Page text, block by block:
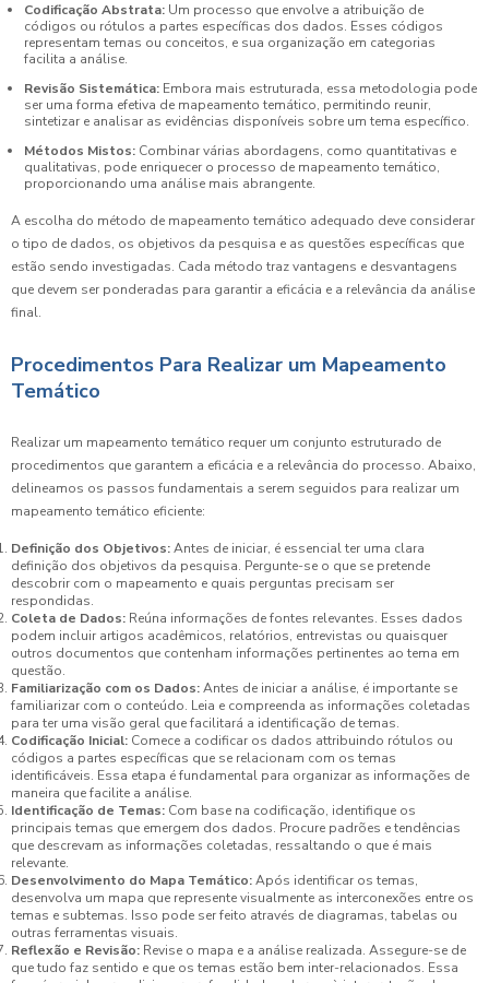
Codificação Abstrata: Um processo que envolve a atribuição de
códigos ou rótulos a partes específicas dos dados. Esses códigos
representam temas ou conceitos, e sua organização em categorias
facilita a análise.
Revisão Sistemática: Embora mais estruturada, essa metodologia pode
ser uma forma efetiva de mapeamento temático, permitindo reunir,
sintetizar e analisar as evidências disponíveis sobre um tema específico.
Métodos Mistos: Combinar várias abordagens, como quantitativas e
qualitativas, pode enriquecer o processo de mapeamento temático,
proporcionando uma análise mais abrangente.
A escolha do método de mapeamento temático adequado deve considerar
o tipo de dados, os objetivos da pesquisa e as questões específicas que
estão sendo investigadas. Cada método traz vantagens e desvantagens
que devem ser ponderadas para garantir a eficácia e a relevância da análise
final.
Procedimentos Para Realizar um Mapeamento
Temático
Realizar um mapeamento temático requer um conjunto estruturado de
procedimentos que garantem a eficácia e a relevância do processo. Abaixo,
delineamos os passos fundamentais a serem seguidos para realizar um
mapeamento temático eficiente:
Definição dos Objetivos:Antes de iniciar, é essencial ter uma clara
definição dos objetivos da pesquisa. Pergunte-se o que se pretende
descobrir com o mapeamento e quais perguntas precisam ser
respondidas.
Coleta de Dados: Reúna informações de fontes relevantes. Esses dados
podem incluir artigos acadêmicos, relatórios, entrevistas ou quaisquer
outros documentos que contenham informações pertinentes ao tema em
questão.
Familiarização com os Dados:Antes de iniciar a análise, é importante se
familiarizar com o conteúdo. Leia e compreenda as informações coletadas
para ter uma visão geral que facilitará a identificação de temas.
Codificação Inicial: Comece a codificar os dados attribuindo rótulos ou
códigos a partes específicas que se relacionam com os temas
identificáveis. Essa etapa é fundamental para organizar as informações de
maneira que facilite a análise.
Identificação de Temas: Com base na codificação, identifique os
principais temas que emergem dos dados. Procure padrões e tendências
que descrevam as informações coletadas, ressaltando o que é mais
relevante.
Desenvolvimento do Mapa Temático:Após identificar os temas,
desenvolva um mapa que represente visualmente as interconexões entre os
temas e subtemas. Isso pode ser feito através de diagramas, tabelas ou
outras ferramentas visuais.
Reflexão e Revisão: Revise o mapa e a análise realizada. Assegure-se de
que tudo faz sentido e que os temas estão bem inter-relacionados. Essa